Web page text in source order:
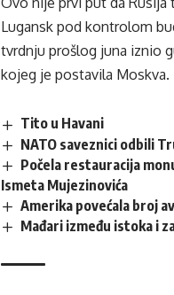
Lugansk pod kontrolom
tvrdnju prošlog juna iznio
kojeg je postavila Moskva.
Tito u Havani
NATO saveznici odbili
Počela restauracija
Ismeta Mujezinovića
Amerika povećala broj
Mađari između istoka i